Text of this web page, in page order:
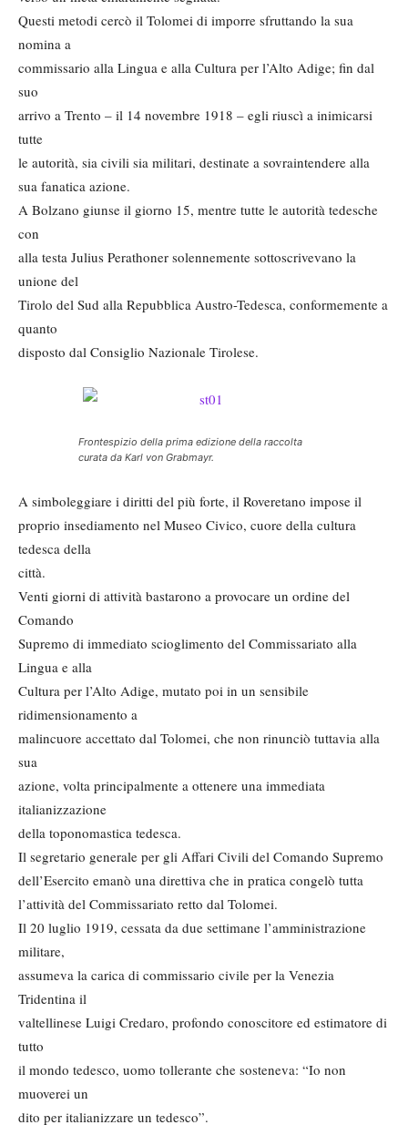
Questi metodi cercò il Tolomei di imporre sfruttando la sua
nomina a
commissario alla Lingua e alla Cultura per l’Alto Adige; fin dal
suo
arrivo a Trento – il 14 novembre 1918 – egli riuscì a inimicarsi
tutte
le autorità, sia civili sia militari, destinate a sovraintendere alla
sua fanatica azione.
A Bolzano giunse il giorno 15, mentre tutte le autorità tedesche
con
alla testa Julius Perathoner solennemente sottoscrivevano la
unione del
Tirolo del Sud alla Repubblica Austro-Tedesca, conformemente a
quanto
disposto dal Consiglio Nazionale Tirolese.
Frontespizio della prima edizione della raccolta
curata da Karl von Grabmayr.
A simboleggiare i diritti del più forte, il Roveretano impose il
proprio insediamento nel Museo Civico, cuore della cultura
tedesca della
città.
Venti giorni di attività bastarono a provocare un ordine del
Comando
Supremo di immediato scioglimento del Commissariato alla
Lingua e alla
Cultura per l’Alto Adige, mutato poi in un sensibile
ridimensionamento a
malincuore accettato dal Tolomei, che non rinunciò tuttavia alla
sua
azione, volta principalmente a ottenere una immediata
italianizzazione
della toponomastica tedesca.
Il segretario generale per gli Affari Civili del Comando Supremo
dell’Esercito emanò una direttiva che in pratica congelò tutta
l’attività del Commissariato retto dal Tolomei.
Il 20 luglio 1919, cessata da due settimane l’amministrazione
militare,
assumeva la carica di commissario civile per la Venezia
Tridentina il
valtellinese Luigi Credaro, profondo conoscitore ed estimatore di
tutto
il mondo tedesco, uomo tollerante che sosteneva: “Io non
muoverei un
dito per italianizzare un tedesco”.